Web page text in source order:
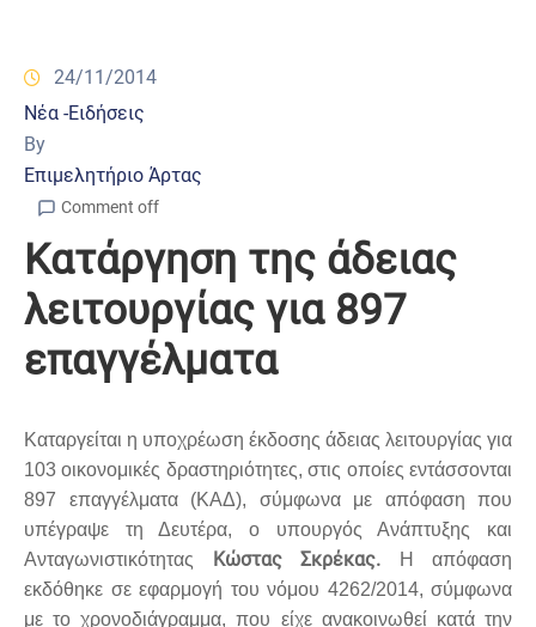
24/11/2014
Νέα -Ειδήσεις
By
Επιμελητήριο Άρτας
Comment off
Κατάργηση της άδειας
λειτουργίας για 897
επαγγέλματα
Καταργείται η υποχρέωση έκδοσης άδειας λειτουργίας για
103 οικονομικές δραστηριότητες, στις οποίες εντάσσονται
897 επαγγέλματα (ΚΑΔ), σύμφωνα με απόφαση που
υπέγραψε τη Δευτέρα, ο υπουργός Ανάπτυξης και
Ανταγωνιστικότητας
Κώστας Σκρέκας. Η απόφαση
εκδόθηκε σε εφαρμογή του νόμου 4262/2014, σύμφωνα
με το χρονοδιάγραμμα, που είχε ανακοινωθεί κατά την